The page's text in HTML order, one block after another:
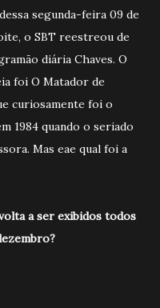
segunda-feira 09 de
o SBT reestreou de
diária Chaves. O
foi O Matador de
curiosamente foi o
1984 quando o seriado
Mas eae qual foi a
a ser exibidos todos